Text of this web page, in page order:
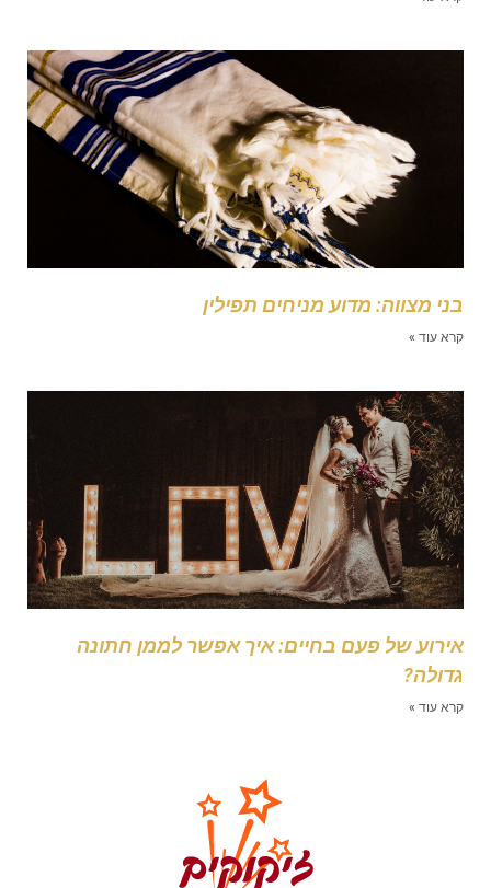
מצווה: מדוע מניחים תפילין
עוד »
של פעם בחיים: איך אפשר לממן חתונה
עוד »